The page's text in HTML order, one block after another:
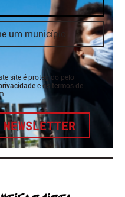
site é protegido pelo
e os termos de